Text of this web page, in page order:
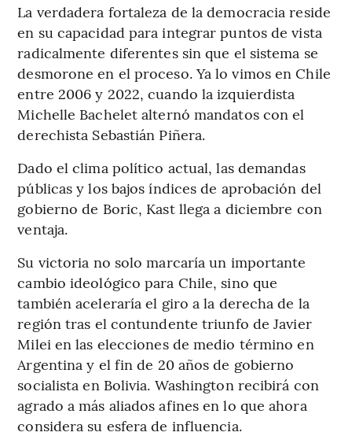
La verdadera fortaleza de la democracia reside
en su capacidad para integrar puntos de vista
radicalmente diferentes sin que el sistema se
desmorone en el proceso. Ya lo vimos en Chile
entre 2006 y 2022, cuando la izquierdista
Michelle Bachelet alternó mandatos con el
derechista Sebastián Piñera.
Dado el clima político actual, las demandas
públicas y los bajos índices de aprobación del
gobierno de Boric, Kast llega a diciembre con
ventaja.
Su victoria no solo marcaría un importante
cambio ideológico para Chile, sino que
también aceleraría el giro a la derecha de la
región tras el contundente triunfo de Javier
Milei en las elecciones de medio término en
Argentina y el fin de 20 años de gobierno
socialista en Bolivia. Washington recibirá con
agrado a más aliados afines en lo que ahora
considera su esfera de influencia.